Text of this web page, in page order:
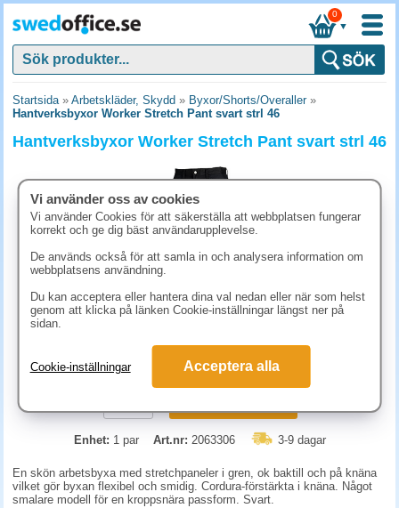
▼
0
Startsida» Arbetskläder, Skydd » Byxor/Shorts/Overaller»
Hantverksbyxor Worker Stretch Pant svart strl 46
Hantverksbyxor Worker Stretch Pant svart strl 46
1367.50 kr (inkl. moms)
Enhet: 1 par Art.nr: 2063306 3-9 dagar
En skön arbetsbyxa med stretchpaneler i gren, ok baktill och på knäna
vilket gör byxan flexibel och smidig. Cordura-förstärkta i knäna. Något
smalare modell för en kroppsnära passform. Svart.
Vi använder oss av cookies
Vi använder Cookies för att säkerställa att webbplatsen fungerar
korrekt och ge dig bäst användarupplevelse.
De används också för att samla in och analysera information om
webbplatsens användning.
Du kan acceptera eller hantera dina val nedan eller när som helst
genom att klicka på länken Cookie-inställningar längst ner på
sidan.
Cookie-inställningar Acceptera alla